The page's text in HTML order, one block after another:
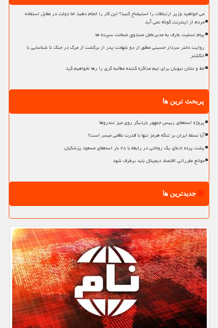
می خواهید وزیر ارتباطات را استیضاح کنید؟ این کار را انجام دهید اما دولت در مقابل استفاده
مردم از اینترنت کوتاه نمی آید
پیام تسلیت عارف به مدیرعامل صندوق ضمانت سپرده ها
روایت دختر سردار حسینی مطلق از دو شهادت پدر از برگشت از مرگ در جنگ تا شناسایی با
انگشتر
خط و نشان نبویان برای تیم مذاکره کننده مطالبه گری را رها نخواهیم کرد
پربحث ترین ها
پروژه استعفای رییس جمهور باردیگر روی میز تندروها
آیا تسلط ایران بر تنگه هرمز تنها با قدرت نظامی میسر است؟
پشت پرده ادعای یک روحانی در رابطه با ۲۸ بار استعفای مسعود پزشکیان
موانع مقرراتی اقتصاد دیجیتال باید برطرف شود
جدیدترین ها